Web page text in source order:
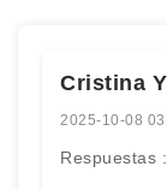
Cristina
2025-10-08
Respuestas